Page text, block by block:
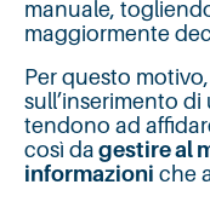
manuale,
maggiormente
Per questo
sull’inserimento di
tendono ad
così da gestire al
informazioni che